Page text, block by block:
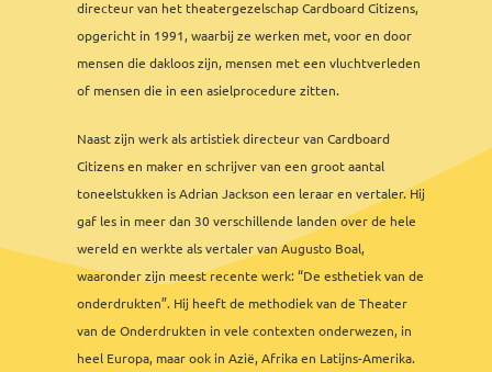
directeur van het theatergezelschap Cardboard Citizens,
opgericht in 1991, waarbij ze werken met, voor en door
mensen die dakloos zijn, mensen met een vluchtverleden
of mensen die in een asielprocedure zitten.
Naast zijn werk als artistiek directeur van Cardboard
Citizens en maker en schrijver van een groot aantal
toneelstukken is Adrian Jackson een leraar en vertaler. Hij
gaf les in meer dan 30 verschillende landen over de hele
wereld en werkte als vertaler van Augusto Boal,
waaronder zijn meest recente werk: “De esthetiek van de
onderdrukten”. Hij heeft de methodiek van de Theater
van de Onderdrukten in vele contexten onderwezen, in
heel Europa, maar ook in Azië, Afrika en Latijns-Amerika.
2
Leaflet&OFM©